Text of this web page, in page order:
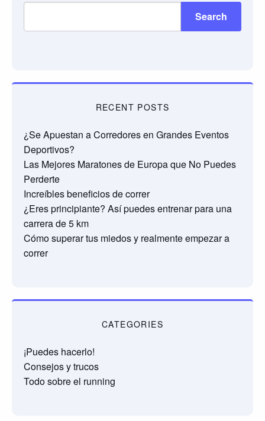
Search
RECENT POSTS
¿Se Apuestan a Corredores en Grandes Eventos
Deportivos?
Las Mejores Maratones de Europa que No Puedes
Perderte
Increíbles beneficios de correr
¿Eres principiante? Así puedes entrenar para una
carrera de 5 km
Cómo superar tus miedos y realmente empezar a
correr
CATEGORIES
¡Puedes hacerlo!
Consejos y trucos
Todo sobre el running